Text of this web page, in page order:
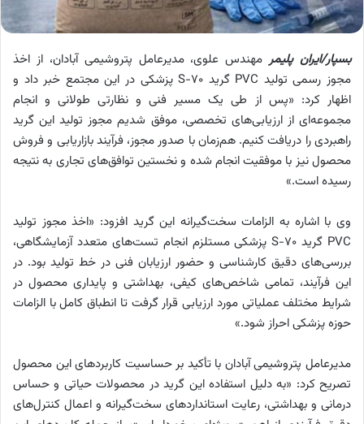
بسپار/ایران پلیمر مهندس علوی، مدیرعامل پتروشیمی آبادان، از اخذ
مجوز رسمی تولید PVC گرید S-70 پزشکی در این مجتمع خبر داد و
اظهار کرد: «پس از طی یک مسیر فنی و نظارتی طولانی و انجام
مجموعه‌ای از ارزیابی‌های تخصصی، موفق شدیم مجوز تولید این گرید
راهبردی را دریافت کنیم. هم‌زمان با صدور مجوز، فرآیند بازاریابی و فروش
محصول نیز با موفقیت انجام شده و نخستین توافق‌های تجاری به نتیجه
رسیده است.»
وی با اشاره به الزامات سخت‌گیرانه این گرید افزود: «اخذ مجوز تولید
PVC گرید S-70 پزشکی مستلزم انجام تست‌های متعدد آزمایشگاهی،
بررسی‌های دقیق کارشناسی و حضور ارزیابان فنی در خط تولید بود. در
این فرآیند، تمامی شاخص‌های کیفی، بهداشتی و پایداری محصول در
شرایط مختلف عملیاتی مورد ارزیابی قرار گرفت تا انطباق کامل با الزامات
حوزه پزشکی احراز شود.»
مدیرعامل پتروشیمی آبادان با تأکید بر حساسیت کاربردهای این محصول
تصریح کرد: «به دلیل استفاده این گرید در محصولات حیاتی و حساس
درمانی و بهداشتی، رعایت استانداردهای سخت‌گیرانه و اعمال کنترل‌های